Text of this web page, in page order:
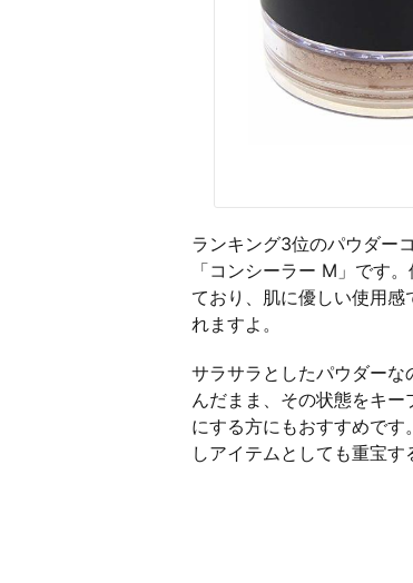
ランキング3位のパウダー
「コンシーラー M」です
ており、肌に優しい使用感
れますよ。
サラサラとしたパウダー
んだまま、その状態をキ
にする方にもおすすめで
しアイテムとしても重宝す